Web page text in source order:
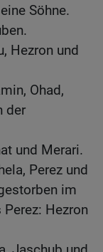
Söhne.
Hezron und
Ohad,
der
und Merari.
Perez und
im
Perez: Hezron